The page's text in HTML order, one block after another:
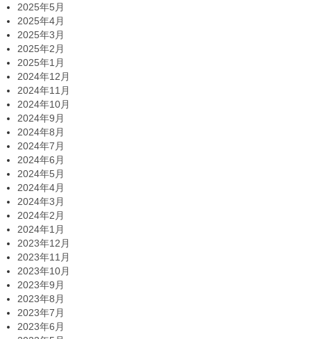
2025年5月
2025年4月
2025年3月
2025年2月
2025年1月
2024年12月
2024年11月
2024年10月
2024年9月
2024年8月
2024年7月
2024年6月
2024年5月
2024年4月
2024年3月
2024年2月
2024年1月
2023年12月
2023年11月
2023年10月
2023年9月
2023年8月
2023年7月
2023年6月